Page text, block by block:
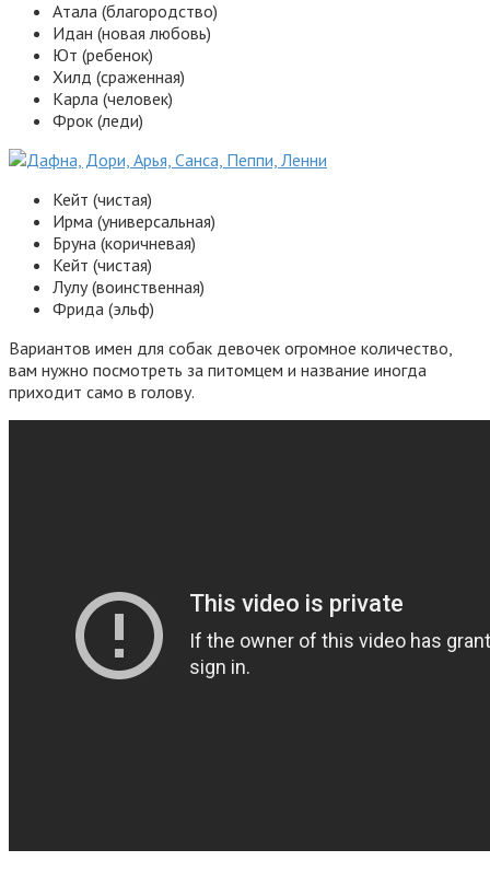
Атала (благородство)
Идан (новая любовь)
Ют (ребенок)
Хилд (сраженная)
Карла (человек)
Фрок (леди)
Кейт (чистая)
Ирма (универсальная)
Бруна (коричневая)
Кейт (чистая)
Лулу (воинственная)
Фрида (эльф)
Вариантов имен для собак девочек огромное количество,
вам нужно посмотреть за питомцем и название иногда
приходит само в голову.